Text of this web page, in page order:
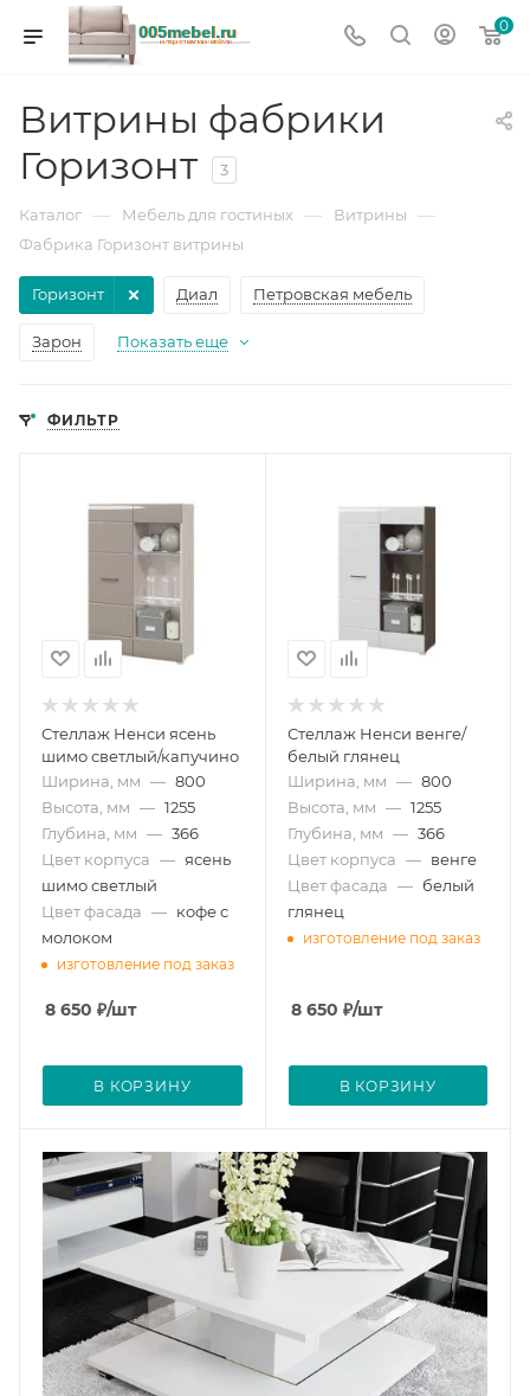
0
Витрины фабрики
Горизонт
3
Каталог — Мебель для гостиных — Витрины —
Фабрика Горизонт витрины
Диал Петровская мебель
Зарон
Горизонт
Показать еще
ФИЛЬТР
Стеллаж Ненси ясень
шимо светлый/капучино
Ширина, мм — 800
Высота, мм — 1255
Глубина, мм — 366
Цвет корпуса — ясень
шимо светлый
Цвет фасада — кофе с
молоком
изготовление под заказ
8 650 ₽/шт
В КОРЗИНУ
Стеллаж Ненси венге/
белый глянец
Ширина, мм — 800
Высота, мм — 1255
Глубина, мм — 366
Цвет корпуса — венге
Цвет фасада — белый
глянец
изготовление под заказ
8 650 ₽/шт
В КОРЗИНУ